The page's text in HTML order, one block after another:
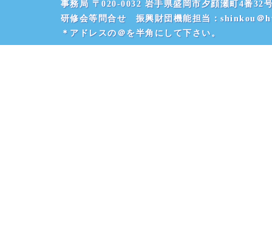
事務局 〒020-0032 岩手県盛岡市夕顔瀬町4番32
研修会等問合せ 振興財団機能担当：
＊アドレスの＠を半角にして下さい。